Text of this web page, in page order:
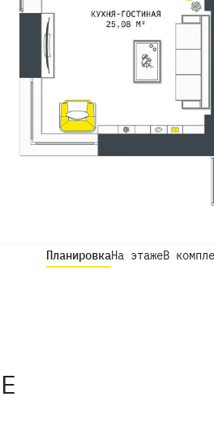
ПланировкаНа этажеВ